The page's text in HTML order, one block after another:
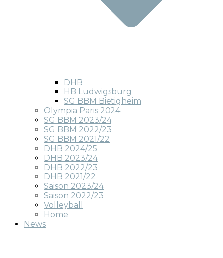
DHB
HB Ludwigsburg
SG BBM Bietigheim
Olympia Paris 2024
SG BBM 2023/24
SG BBM 2022/23
SG BBM 2021/22
DHB 2024/25
DHB 2023/24
DHB 2022/23
DHB 2021/22
Saison 2023/24
Saison 2022/23
Volleyball
Home
News